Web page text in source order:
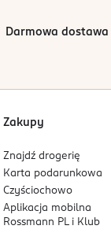
Darmowa dostawa
Zakupy
Znajdź drogerię
Karta podarunkowa
Czyściochowo
Aplikacja mobilna
Rossmann PL i Klub